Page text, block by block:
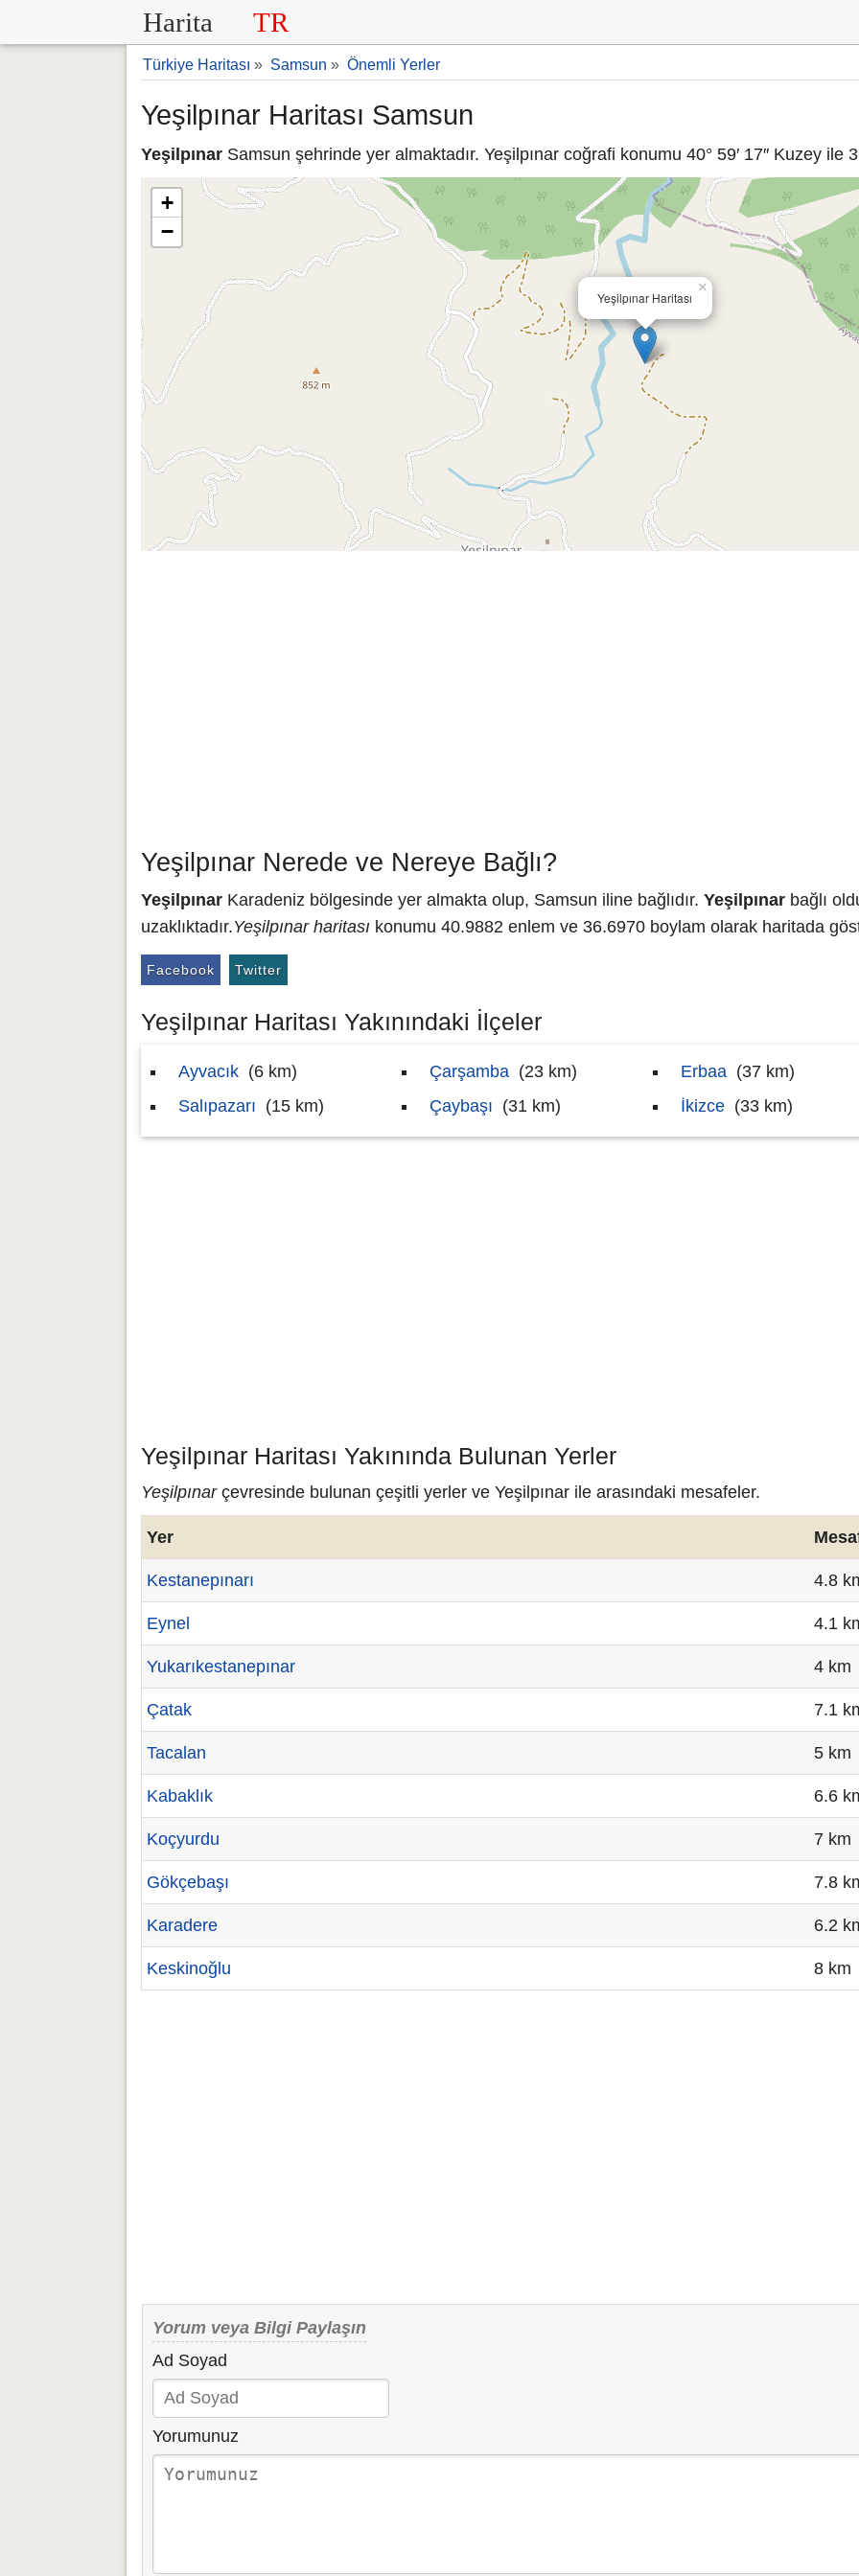
Harita TR
Türkiye Haritası » Samsun » Önemli Yerler
Yeşilpınar Haritası Samsun
Yeşilpınar Samsun şehrinde yer almaktadır. Yeşilpınar coğrafi konumu 40° 59′ 17″ Kuzey ile
Yeşilpınar Haritası
×
+
−
Yeşilpınar Nerede ve Nereye Bağlı?
Yeşilpınar Karadeniz bölgesinde yer almakta olup, Samsun iline bağlıdır. Yeşilpınar bağlı
uzaklıktadır.Yeşilpınar haritası konumu 40.9882 enlem ve 36.6970 boylam olarak haritada
Facebook Twitter
Yeşilpınar Haritası Yakınındaki İlçeler
Ayvacık (6 km)
Salıpazarı (15 km)
Çarşamba (23 km)
Çaybaşı (31 km)
Erbaa (37 km)
İkizce (33 km)
Yeşilpınar Haritası Yakınında Bulunan Yerler
Yeşilpınarçevresinde bulunan çeşitli yerler ve Yeşilpınar ile arasındaki mesafeler.
Yer
Kestanepınarı 4.8
Eynel 4.1
Yukarıkestanepınar 4 km
Çatak 7.1
Tacalan 5 km
Kabaklık 6.6
Koçyurdu 7 km
Gökçebaşı 7.8
Karadere 6.2
Keskinoğlu 8 km
Yorum veya Bilgi Paylaşın
Ad Soyad
Yorumunuz